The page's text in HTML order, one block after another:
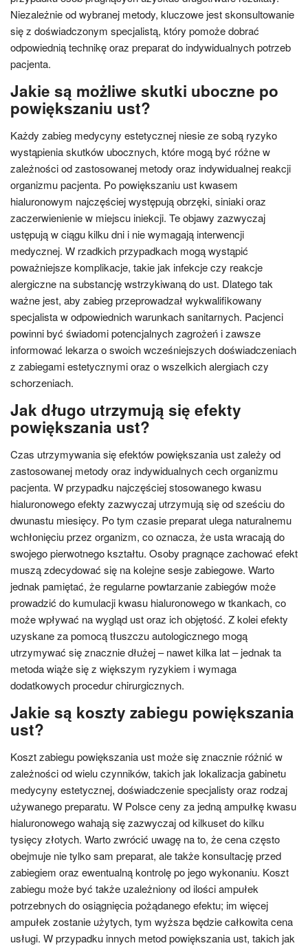
Niezależnie od wybranej metody, kluczowe jest skonsultowanie
się z doświadczonym specjalistą, który pomoże dobrać
odpowiednią technikę oraz preparat do indywidualnych potrzeb
pacjenta.
Jakie są możliwe skutki uboczne po
powiększaniu ust?
Każdy zabieg medycyny estetycznej niesie ze sobą ryzyko
wystąpienia skutków ubocznych, które mogą być różne w
zależności od zastosowanej metody oraz indywidualnej reakcji
organizmu pacjenta. Po powiększaniu ust kwasem
hialuronowym najczęściej występują obrzęki, siniaki oraz
zaczerwienienie w miejscu iniekcji. Te objawy zazwyczaj
ustępują w ciągu kilku dni i nie wymagają interwencji
medycznej. W rzadkich przypadkach mogą wystąpić
poważniejsze komplikacje, takie jak infekcje czy reakcje
alergiczne na substancję wstrzykiwaną do ust. Dlatego tak
ważne jest, aby zabieg przeprowadzał wykwalifikowany
specjalista w odpowiednich warunkach sanitarnych. Pacjenci
powinni być świadomi potencjalnych zagrożeń i zawsze
informować lekarza o swoich wcześniejszych doświadczeniach
z zabiegami estetycznymi oraz o wszelkich alergiach czy
schorzeniach.
Jak długo utrzymują się efekty
powiększania ust?
Czas utrzymywania się efektów powiększania ust zależy od
zastosowanej metody oraz indywidualnych cech organizmu
pacjenta. W przypadku najczęściej stosowanego kwasu
hialuronowego efekty zazwyczaj utrzymują się od sześciu do
dwunastu miesięcy. Po tym czasie preparat ulega naturalnemu
wchłonięciu przez organizm, co oznacza, że usta wracają do
swojego pierwotnego kształtu. Osoby pragnące zachować efekt
muszą zdecydować się na kolejne sesje zabiegowe. Warto
jednak pamiętać, że regularne powtarzanie zabiegów może
prowadzić do kumulacji kwasu hialuronowego w tkankach, co
może wpływać na wygląd ust oraz ich objętość. Z kolei efekty
uzyskane za pomocą tłuszczu autologicznego mogą
utrzymywać się znacznie dłużej – nawet kilka lat – jednak ta
metoda wiąże się z większym ryzykiem i wymaga
dodatkowych procedur chirurgicznych.
Jakie są koszty zabiegu powiększania
ust?
Koszt zabiegu powiększania ust może się znacznie różnić w
zależności od wielu czynników, takich jak lokalizacja gabinetu
medycyny estetycznej, doświadczenie specjalisty oraz rodzaj
używanego preparatu. W Polsce ceny za jedną ampułkę kwasu
hialuronowego wahają się zazwyczaj od kilkuset do kilku
tysięcy złotych. Warto zwrócić uwagę na to, że cena często
obejmuje nie tylko sam preparat, ale także konsultację przed
zabiegiem oraz ewentualną kontrolę po jego wykonaniu. Koszt
zabiegu może być także uzależniony od ilości ampułek
potrzebnych do osiągnięcia pożądanego efektu; im więcej
ampułek zostanie użytych, tym wyższa będzie całkowita cena
usługi. W przypadku innych metod powiększania ust, takich jak